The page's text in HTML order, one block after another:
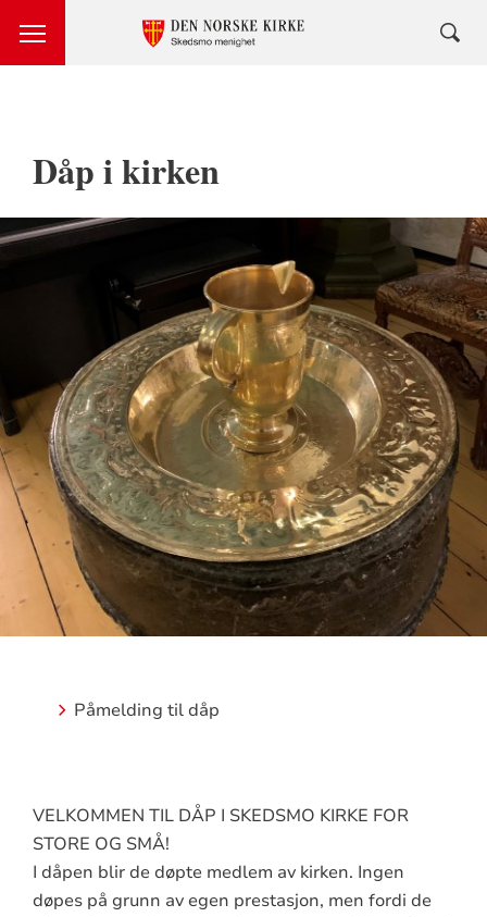
Dåp i kirken
Påmelding til dåp
VELKOMMEN TIL DÅP I SKEDSMO KIRKE FOR
STORE OG SMÅ!
I dåpen blir de døpte medlem av kirken. Ingen
døpes på grunn av egen prestasjon, men fordi de